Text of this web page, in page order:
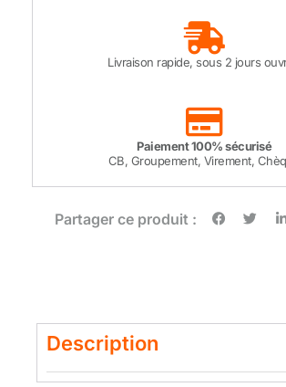
Livraison rapide, sous 2 jours
Paiement 100% sécurisé
CB, Groupement, Virement,
Partager ce produit :
Description